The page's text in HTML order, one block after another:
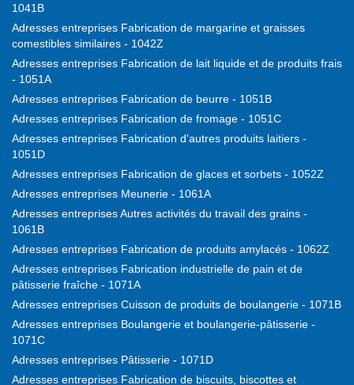
1041B
Adresses entreprises Fabrication de margarine et graisses
comestibles similaires - 1042Z
Adresses entreprises Fabrication de lait liquide et de produits frais
- 1051A
Adresses entreprises Fabrication de beurre - 1051B
Adresses entreprises Fabrication de fromage - 1051C
Adresses entreprises Fabrication d'autres produits laitiers -
1051D
Adresses entreprises Fabrication de glaces et sorbets - 1052Z
Adresses entreprises Meunerie - 1061A
Adresses entreprises Autres activités du travail des grains -
1061B
Adresses entreprises Fabrication de produits amylacés - 1062Z
Adresses entreprises Fabrication industrielle de pain et de
pâtisserie fraîche - 1071A
Adresses entreprises Cuisson de produits de boulangerie - 1071B
Adresses entreprises Boulangerie et boulangerie-pâtisserie -
1071C
Adresses entreprises Pâtisserie - 1071D
Adresses entreprises Fabrication de biscuits, biscottes et